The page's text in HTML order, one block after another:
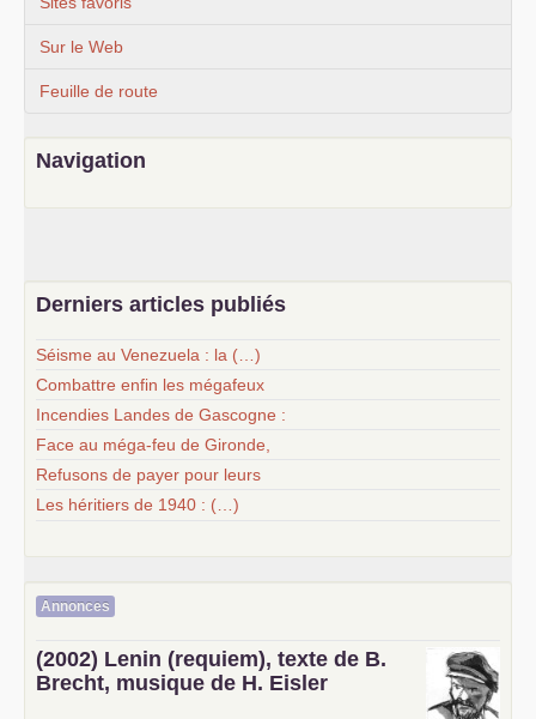
Sur le Web
Feuille de route
Navigation
Derniers articles publiés
Séisme au Venezuela : la (…)
Combattre enfin les mégafeux
Incendies Landes de Gascogne :
Face au méga-feu de Gironde,
Refusons de payer pour leurs
Les héritiers de 1940 : (…)
Annonces
(2002) Lenin (requiem), texte de B.
Brecht, musique de H. Eisler